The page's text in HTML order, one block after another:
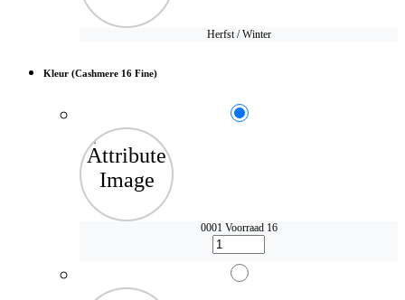
Herfst / Winter
Kleur (Cashmere 16 Fine)
0001 Voorraad 16